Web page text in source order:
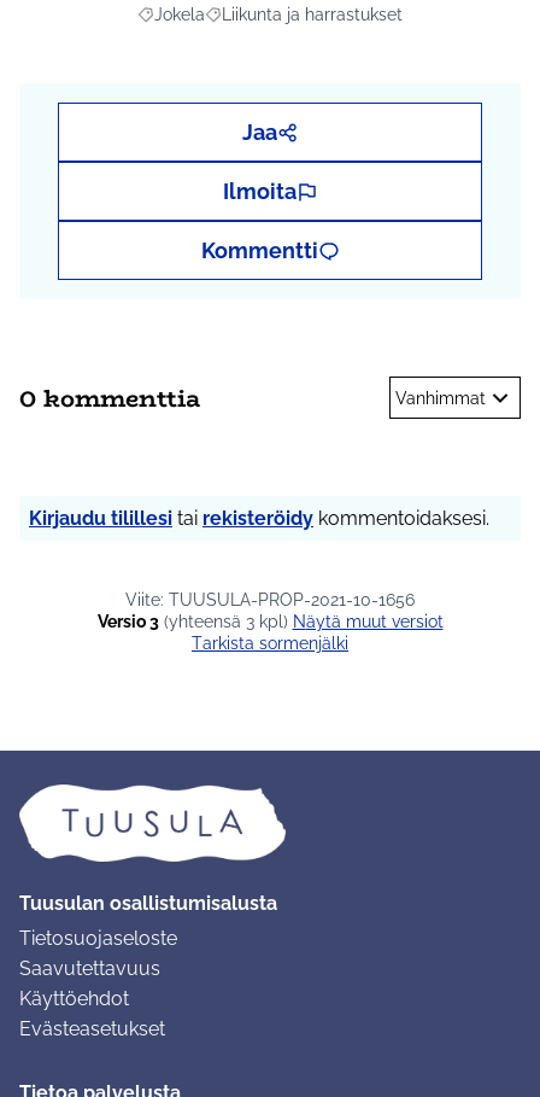
Rajaa tulokset aihepiirin mukaan: Jokela
Jokela Rajaa tulokset teeman mukaan: Liikunta
Liikunta ja harrastukset
Jaa
Ilmoita
Kommentti
0 kommenttia Vanhimmat
Kirjaudu tilillesi tai rekisteröidy kommentoidaksesi.
Viite: TUUSULA-PROP-2021-10-1656
Versio 3(yhteensä 3 kpl)
näytä muut versiot
Tarkista sormenjälki
Tuusulan osallistumisalusta
Tietosuojaseloste
Saavutettavuus
Käyttöehdot
Evästeasetukset